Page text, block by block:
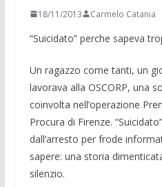
18/11/2013 Carmelo Catania
“Suicidato” perche sapeva
Un ragazzo come tanti, un
lavorava alla OSCORP, una
coinvolta nell’operazione
Procura di Firenze.
dall’arresto per frode
sapere: una storia
silenzio.